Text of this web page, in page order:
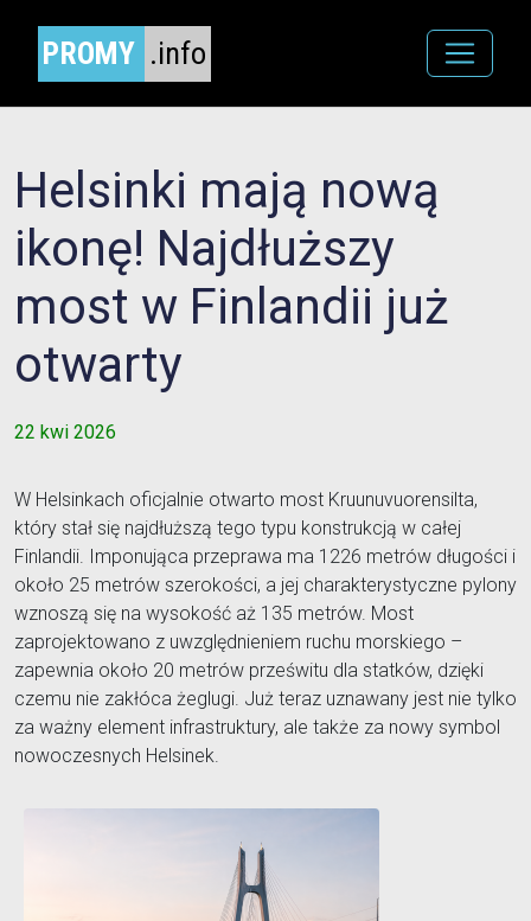
PROMY .info
Helsinki mają nową
ikonę! Najdłuższy
most w Finlandii już
otwarty
22 kwi 2026
W Helsinkach oficjalnie otwarto most Kruunuvuorensilta,
który stał się najdłuższą tego typu konstrukcją w całej
Finlandii. Imponująca przeprawa ma 1226 metrów długości i
około 25 metrów szerokości, a jej charakterystyczne pylony
wznoszą się na wysokość aż 135 metrów. Most
zaprojektowano z uwzględnieniem ruchu morskiego –
zapewnia około 20 metrów prześwitu dla statków, dzięki
czemu nie zakłóca żeglugi. Już teraz uznawany jest nie tylko
za ważny element infrastruktury, ale także za nowy symbol
nowoczesnych Helsinek.